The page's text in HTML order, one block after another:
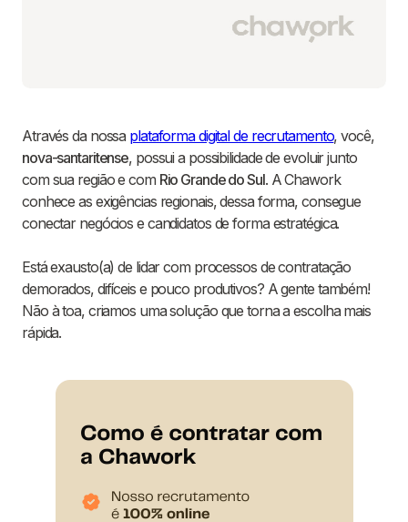
Através da nossa plataforma digital de recrutamento, você,
nova-santaritense, possui a possibilidade de evoluir junto
com sua região e com Rio Grande do Sul. A Chawork
conhece as exigências regionais, dessa forma, consegue
conectar negócios e candidatos de forma estratégica.
Está exausto(a) de lidar com processos de contratação
demorados, difíceis e pouco produtivos? A gente também!
Não à toa, criamos uma solução que torna a escolha mais
rápida.